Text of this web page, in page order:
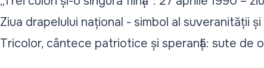
Ziua drapelului național - simbol al suveranității
Tricolor, cântece patriotice și speranță: sute de